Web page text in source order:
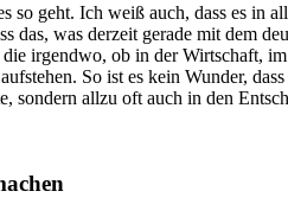
geht. Ich weiß auch, dass es in
was derzeit gerade mit dem
irgendwo, ob in der Wirtschaft,
So ist es kein Wunder,
allzu oft auch in den